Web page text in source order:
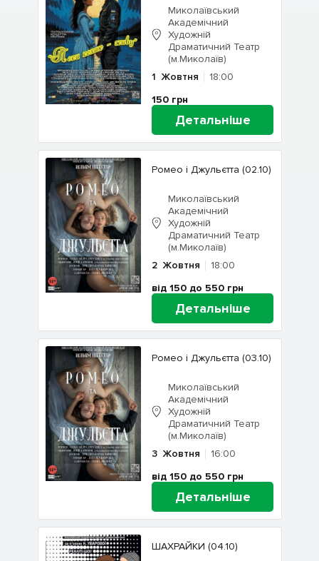
Миколаївський
Академічний
Художній
Драматичний Театр
(м.Миколаїв)
1 Жовтня
18:00
150 грн
Детальніше
Ромео і Джульєтта (02.10)
Миколаївський
Академічний
Художній
Драматичний Театр
(м.Миколаїв)
2 Жовтня
18:00
від 150 до 550 грн
Детальніше
Ромео і Джульєтта (03.10)
Миколаївський
Академічний
Художній
Драматичний Театр
(м.Миколаїв)
3 Жовтня
16:00
від 150 до 550 грн
Детальніше
ШАХРАЙКИ (04.10)